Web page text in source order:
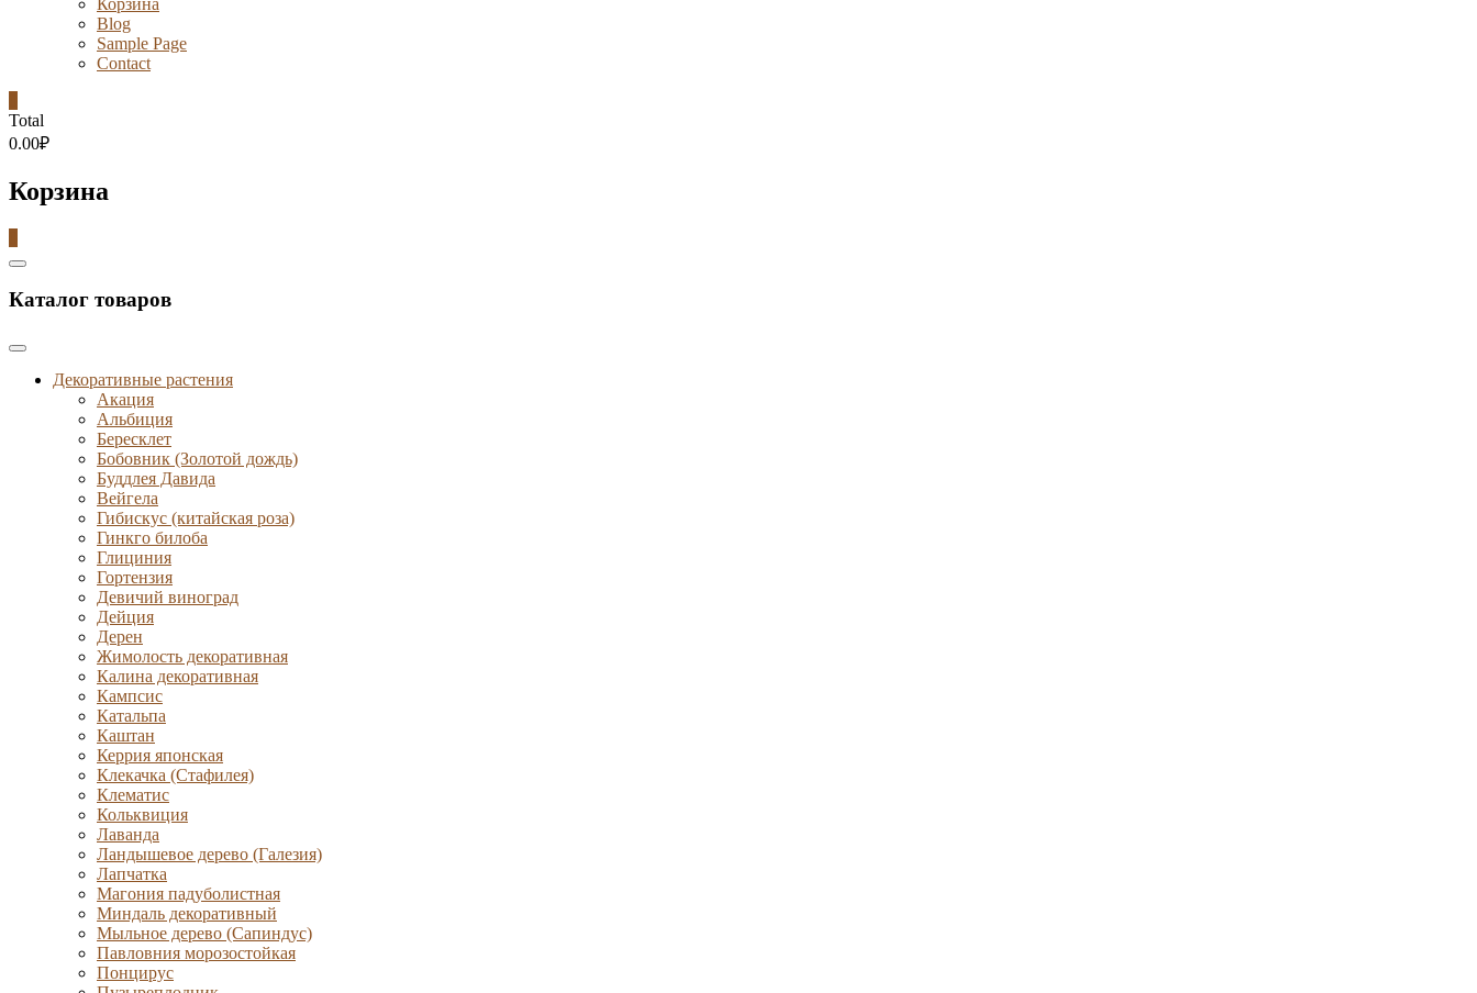
Blog
Sample Page
Contact
Total
0.00₽
Корзина
Catalog
Каталог товаров
Декоративные растения
Акация
Альбиция
Бересклет
Бобовник (Золотой дождь)
Буддлея Давида
Вейгела
Гибискус (китайская роза)
Гинкго билоба
Глициния
Гортензия
Девичий виноград
Дейция
Дерен
Жимолость декоративная
Калина декоративная
Кампсис
Катальпа
Каштан
Керрия японская
Клекачка (Стафилея)
Клематис
Кольквиция
Лаванда
Ландышевое дерево (Галезия)
Лапчатка
Магония падуболистная
Миндаль декоративный
Мыльное дерево (Сапиндус)
Павловния морозостойкая
Понцирус